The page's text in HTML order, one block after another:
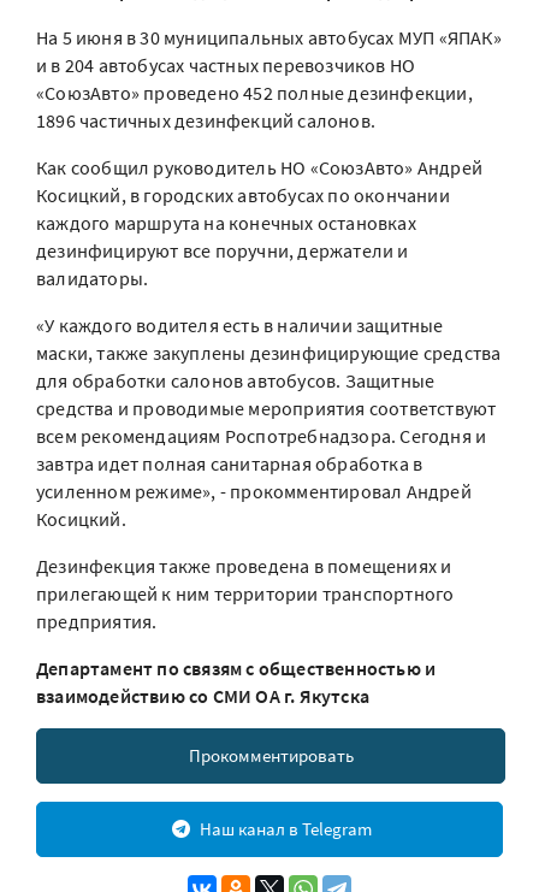
На 5 июня в 30 муниципальных автобусах МУП «ЯПАК»
и в 204 автобусах частных перевозчиков НО
«СоюзАвто» проведено 452 полные дезинфекции,
1896 частичных дезинфекций салонов.
Как сообщил руководитель НО «СоюзАвто» Андрей
Косицкий, в городских автобусах по окончании
каждого маршрута на конечных остановках
дезинфицируют все поручни, держатели и
валидаторы.
«У каждого водителя есть в наличии защитные
маски, также закуплены дезинфицирующие средства
для обработки салонов автобусов. Защитные
средства и проводимые мероприятия соответствуют
всем рекомендациям Роспотребнадзора. Сегодня и
завтра идет полная санитарная обработка в
усиленном режиме», - прокомментировал Андрей
Косицкий.
Дезинфекция также проведена в помещениях и
прилегающей к ним территории транспортного
предприятия.
Департамент по связям с общественностью и
взаимодействию со СМИ ОА г. Якутска
Прокомментировать
Наш канал в Telegram